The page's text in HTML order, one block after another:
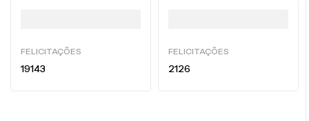
FELICITAÇÕES
19143
FELICITAÇÕES
2126